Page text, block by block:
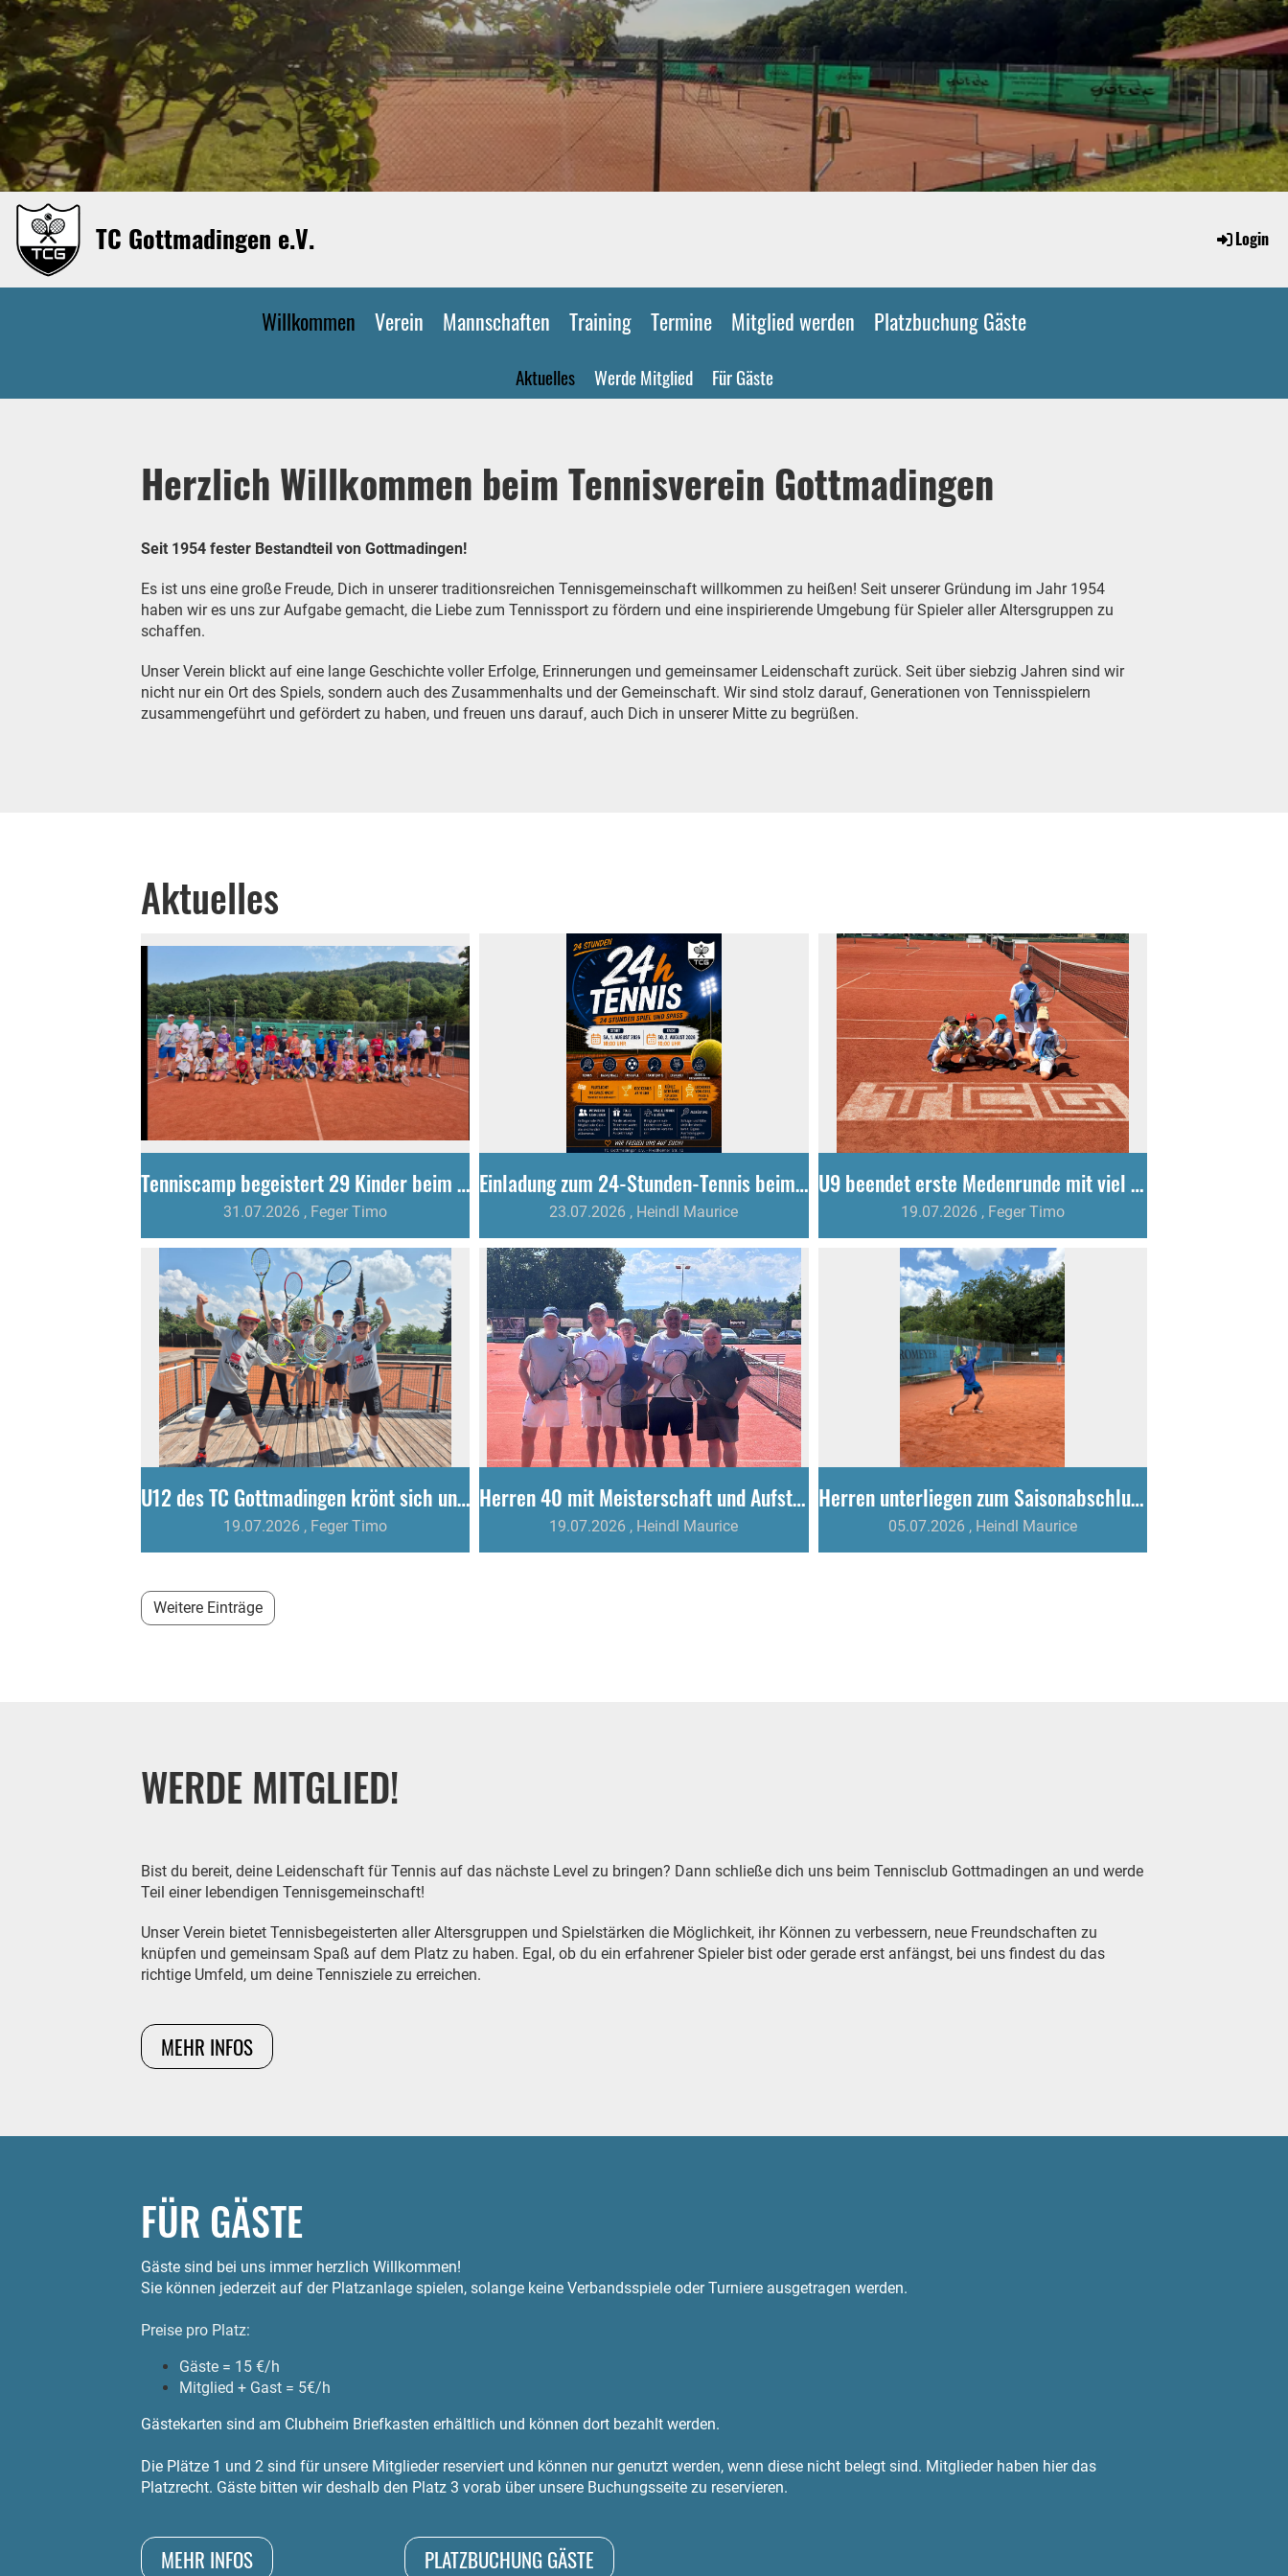
TC Gottmadingen e.V. Login
Willkommen Verein Mannschaften Training Termine Mitglied werden Platzbuchung Gäste
Aktuelles Werde Mitglied Für Gäste
Herzlich Willkommen beim Tennisverein Gottmadingen
Seit 1954 fester Bestandteil von Gottmadingen!
Es ist uns eine große Freude, Dich in unserer traditionsreichen Tennisgemeinschaft willkommen zu heißen! Seit unserer Gründung im Jahr 1954
haben wir es uns zur Aufgabe gemacht, die Liebe zum Tennissport zu fördern und eine inspirierende Umgebung für Spieler aller Altersgruppen zu
schaffen.
Unser Verein blickt auf eine lange Geschichte voller Erfolge, Erinnerungen und gemeinsamer Leidenschaft zurück. Seit über siebzig Jahren sind wir
nicht nur ein Ort des Spiels, sondern auch des Zusammenhalts und der Gemeinschaft. Wir sind stolz darauf, Generationen von Tennisspielern
zusammengeführt und gefördert zu haben, und freuen uns darauf, auch Dich in unserer Mitte zu begrüßen.
Aktuelles
Tenniscamp begeistert 29 Kinder beim Sommerferienprogramm
31.07.2026 , Feger Timo
Einladung zum 24-Stunden-Tennis beim TC Gottmadingen
23.07.2026 , Heindl Maurice
U9 beendet erste Medenrunde mit viel Kampfgeist und Teamgeist
19.07.2026 , Feger Timo
U12 des TC Gottmadingen krönt sich ungeschlagen zum Meister!
19.07.2026 , Feger Timo
Herren 40 mit Meisterschaft und Aufstieg
19.07.2026 , Heindl Maurice
Herren unterliegen zum Saisonabschluss knapp mit 4:5
05.07.2026 , Heindl Maurice
Weitere Einträge
WERDE MITGLIED!
Bist du bereit, deine Leidenschaft für Tennis auf das nächste Level zu bringen? Dann schließe dich uns beim Tennisclub Gottmadingen an und werde
Teil einer lebendigen Tennisgemeinschaft!
Unser Verein bietet Tennisbegeisterten aller Altersgruppen und Spielstärken die Möglichkeit, ihr Können zu verbessern, neue Freundschaften zu
knüpfen und gemeinsam Spaß auf dem Platz zu haben. Egal, ob du ein erfahrener Spieler bist oder gerade erst anfängst, bei uns findest du das
richtige Umfeld, um deine Tennisziele zu erreichen.
MEHR INFOS
FÜR GÄSTE
Gäste sind bei uns immer herzlich Willkommen!
Sie können jederzeit auf der Platzanlage spielen, solange keine Verbandsspiele oder Turniere ausgetragen werden.
Preise pro Platz:
Gäste = 15 €/h
Mitglied + Gast = 5€/h
Gästekarten sind am Clubheim Briefkasten erhältlich und können dort bezahlt werden.
Die Plätze 1 und 2 sind für unsere Mitglieder reserviert und können nur genutzt werden, wenn diese nicht belegt sind. Mitglieder haben hier das
Platzrecht. Gäste bitten wir deshalb den Platz 3 vorab über unsere Buchungsseite zu reservieren.
MEHR INFOS PLATZBUCHUNG GÄSTE